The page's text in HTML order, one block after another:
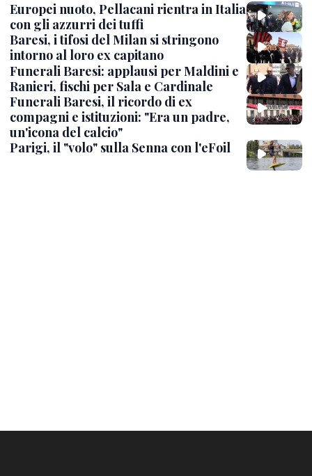
Europei nuoto, Pellacani rientra in Italia
con gli azzurri dei tuffi
Baresi, i tifosi del Milan si stringono
intorno al loro ex capitano
Funerali Baresi: applausi per Maldini e
Ranieri, fischi per Sala e Cardinale
Funerali Baresi, il ricordo di ex
compagni e istituzioni: "Era un padre,
un'icona del calcio"
Parigi, il "volo" sulla Senna con l'eFoil